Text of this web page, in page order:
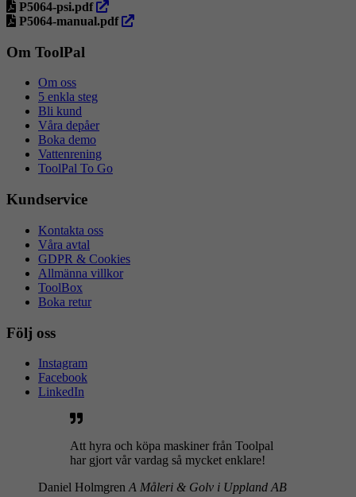
ny
flik
ny
P5064-psi.pdf öppna
i
P5064-manual.pdf öppna
Om ToolPal
Om oss
5 enkla steg
Bli kund
Våra depåer
Boka demo
Vattenrening
ToolPal To Go
Kundservice
Kontakta oss
Våra avtal
GDPR & Cookies
Allmänna villkor
ToolBox
Boka retur
Följ oss
Instagram
Facebook
LinkedIn
Att hyra och köpa maskiner från Toolpal
har gjort vår vardag så mycket enklare!
Daniel Holmgren A Måleri & Golv i Uppland AB